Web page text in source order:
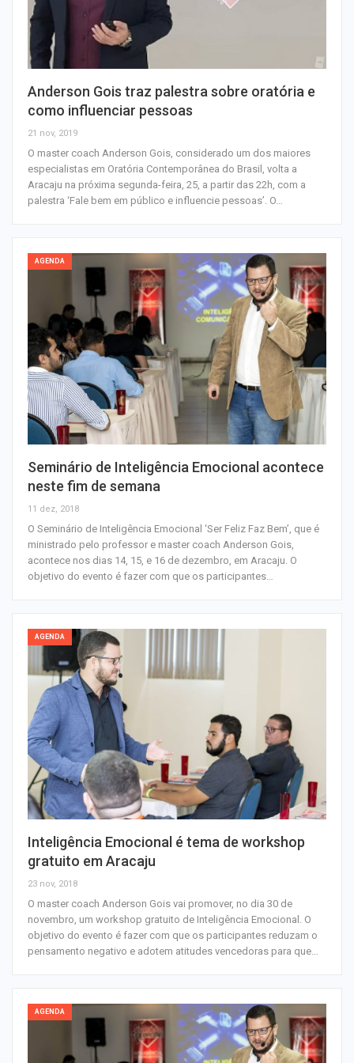
Anderson Gois traz palestra sobre oratória e
como influenciar pessoas
21 nov, 2019
O master coach Anderson Gois, considerado um dos maiores
especialistas em Oratória Contemporânea do Brasil, volta a
Aracaju na próxima segunda-feira, 25, a partir das 22h, com a
palestra ‘Fale bem em público e influencie pessoas’. O…
AGENDA
Seminário de Inteligência Emocional acontece
neste fim de semana
11 dez, 2018
O Seminário de Inteligência Emocional ‘Ser Feliz Faz Bem’, que é
ministrado pelo professor e master coach Anderson Gois,
acontece nos dias 14, 15, e 16 de dezembro, em Aracaju. O
objetivo do evento é fazer com que os participantes…
AGENDA
Inteligência Emocional é tema de workshop
gratuito em Aracaju
23 nov, 2018
O master coach Anderson Gois vai promover, no dia 30 de
novembro, um workshop gratuito de Inteligência Emocional. O
objetivo do evento é fazer com que os participantes reduzam o
pensamento negativo e adotem atitudes vencedoras para que…
AGENDA